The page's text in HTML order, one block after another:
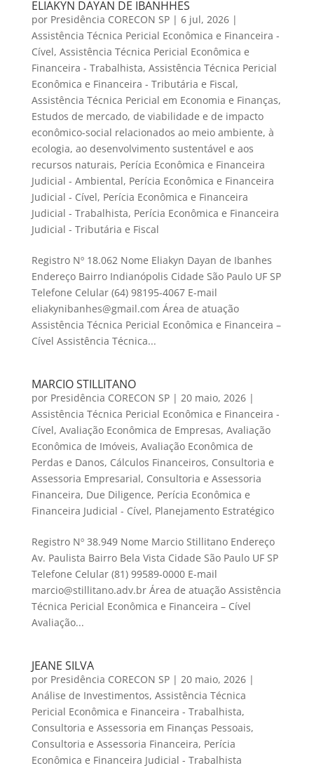
ELIAKYN DAYAN DE IBANHHES
por Presidência CORECON SP| 6 jul, 2026|
Assistência Técnica Pericial Econômica e Financeira -
Cível, Assistência Técnica Pericial Econômica e
Financeira - Trabalhista, Assistência Técnica Pericial
Econômica e Financeira - Tributária e Fiscal,
Assistência Técnica Pericial em Economia e Finanças,
Estudos de mercado, de viabilidade e de impacto
econômico-social relacionados ao meio ambiente, à
ecologia, ao desenvolvimento sustentável e aos
recursos naturais, Perícia Econômica e Financeira
Judicial - Ambiental, Perícia Econômica e Financeira
Judicial - Cível, Perícia Econômica e Financeira
Judicial - Trabalhista, Perícia Econômica e Financeira
Judicial - Tributária e Fiscal
Registro Nº 18.062 Nome Eliakyn Dayan de Ibanhes
Endereço Bairro Indianópolis Cidade São Paulo UF SP
Telefone Celular (64) 98195-4067 E-mail
eliakynibanhes@gmail.com Área de atuação
Assistência Técnica Pericial Econômica e Financeira –
Cível Assistência Técnica...
MARCIO STILLITANO
por Presidência CORECON SP| 20 maio, 2026|
Assistência Técnica Pericial Econômica e Financeira -
Cível, Avaliação Econômica de Empresas, Avaliação
Econômica de Imóveis, Avaliação Econômica de
Perdas e Danos, Cálculos Financeiros, Consultoria e
Assessoria Empresarial, Consultoria e Assessoria
Financeira, Due Diligence, Perícia Econômica e
Financeira Judicial - Cível, Planejamento Estratégico
Registro Nº 38.949 Nome Marcio Stillitano Endereço
Av. Paulista Bairro Bela Vista Cidade São Paulo UF SP
Telefone Celular (81) 99589-0000 E-mail
marcio@stillitano.adv.br Área de atuação Assistência
Técnica Pericial Econômica e Financeira – Cível
Avaliação...
JEANE SILVA
por Presidência CORECON SP| 20 maio, 2026|
Análise de Investimentos, Assistência Técnica
Pericial Econômica e Financeira - Trabalhista,
Consultoria e Assessoria em Finanças Pessoais,
Consultoria e Assessoria Financeira, Perícia
Econômica e Financeira Judicial - Trabalhista